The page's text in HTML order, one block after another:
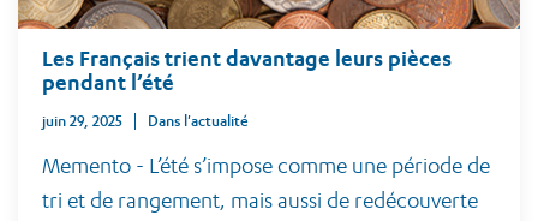
Les Français trient davantage leurs pièces
pendant l’été
juin 29, 2025 Dans l'actualité
Memento - L’été s’impose comme une période de
tri et de rangement, mais aussi de redécouverte